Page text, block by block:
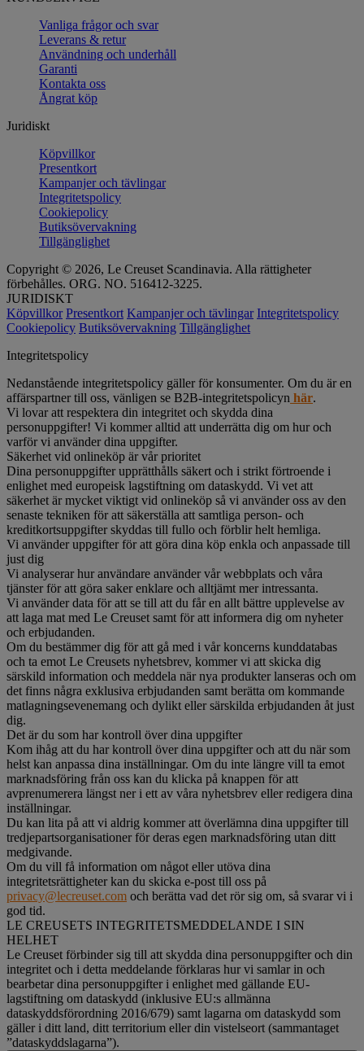
Vanliga frågor och svar
Leverans & retur
Användning och underhåll
Garanti
Kontakta oss
Ångrat köp
Juridiskt
Köpvillkor
Presentkort
Kampanjer och tävlingar
Integritetspolicy
Cookiepolicy
Butiksövervakning
Tillgänglighet
Copyright © 2026, Le Creuset Scandinavia. Alla rättigheter
förbehålles. ORG. NO. 516412-3225.
JURIDISKT
Köpvillkor Presentkort Kampanjer och tävlingar Integritetspolicy
Cookiepolicy Butiksövervakning Tillgänglighet
Integritetspolicy
Nedanstående integritetspolicy gäller för konsumenter. Om du är en
affärspartner till oss, vänligen se B2B-integritetspolicyn här.
Vi lovar att respektera din integritet och skydda dina
personuppgifter! Vi kommer alltid att underrätta dig om hur och
varför vi använder dina uppgifter.
Säkerhet vid onlineköp är vår prioritet
Dina personuppgifter upprätthålls säkert och i strikt förtroende i
enlighet med europeisk lagstiftning om dataskydd. Vi vet att
säkerhet är mycket viktigt vid onlineköp så vi använder oss av den
senaste tekniken för att säkerställa att samtliga person- och
kreditkortsuppgifter skyddas till fullo och förblir helt hemliga.
Vi använder uppgifter för att göra dina köp enkla och anpassade till
just dig
Vi analyserar hur användare använder vår webbplats och våra
tjänster för att göra saker enklare och alltjämt mer intressanta.
Vi använder data för att se till att du får en allt bättre upplevelse av
att laga mat med Le Creuset samt för att informera dig om nyheter
och erbjudanden.
Om du bestämmer dig för att gå med i vår koncerns kunddatabas
och ta emot Le Creusets nyhetsbrev, kommer vi att skicka dig
särskild information och meddela när nya produkter lanseras och om
det finns några exklusiva erbjudanden samt berätta om kommande
matlagningsevenemang och dylikt eller särskilda erbjudanden åt just
dig.
Det är du som har kontroll över dina uppgifter
Kom ihåg att du har kontroll över dina uppgifter och att du när som
helst kan anpassa dina inställningar. Om du inte längre vill ta emot
marknadsföring från oss kan du klicka på knappen för att
avprenumerera längst ner i ett av våra nyhetsbrev eller redigera dina
inställningar.
Du kan lita på att vi aldrig kommer att överlämna dina uppgifter till
tredjepartsorganisationer för deras egen marknadsföring utan ditt
medgivande.
Om du vill få information om något eller utöva dina
integritetsrättigheter kan du skicka e-post till oss på
privacy@lecreuset.com och berätta vad det rör sig om, så svarar vi i
god tid.
LE CREUSETS INTEGRITETSMEDDELANDE I SIN
HELHET
Le Creuset förbinder sig till att skydda dina personuppgifter och din
integritet och i detta meddelande förklaras hur vi samlar in och
bearbetar dina personuppgifter i enlighet med gällande EU-
lagstiftning om dataskydd (inklusive EU:s allmänna
dataskyddsförordning 2016/679) samt lagarna om dataskydd som
gäller i ditt land, ditt territorium eller din vistelseort (sammantaget
”dataskyddslagarna”).